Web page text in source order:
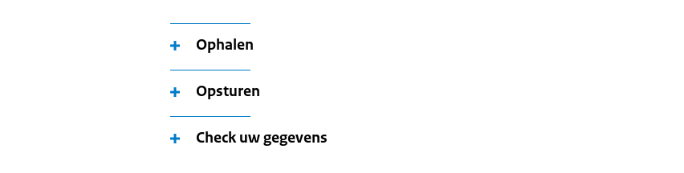
Ophalen
Opsturen
Check uw gegevens